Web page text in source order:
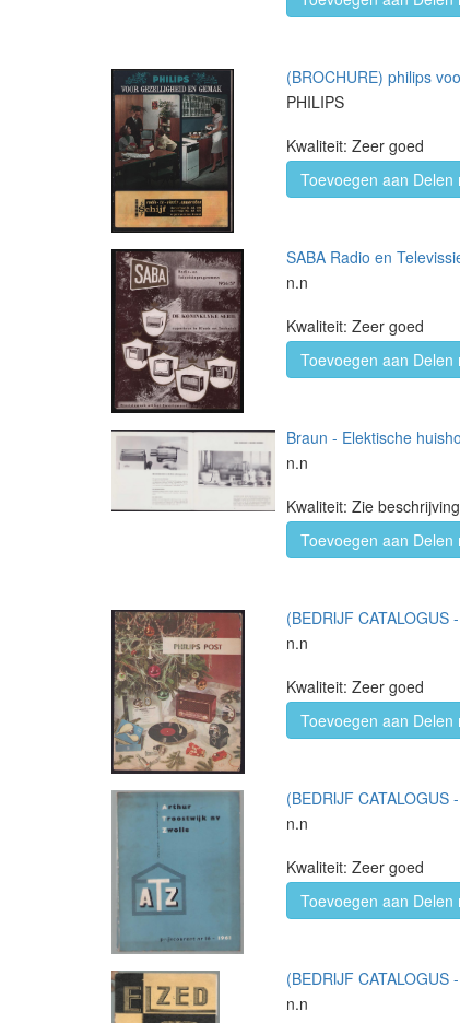
(BROCHURE) philips
PHILIPS
Kwaliteit: Zeer goed
Toevoegen aan Delen
SABA Radio en
n.n
Kwaliteit: Zeer goed
Toevoegen aan Delen
Braun - Elektische
n.n
Kwaliteit: Zie beschrijving
Toevoegen aan Delen
(BEDRIJF CATALOGUS
n.n
Kwaliteit: Zeer goed
Toevoegen aan Delen
(BEDRIJF CATALOGUS
n.n
Kwaliteit: Zeer goed
Toevoegen aan Delen
(BEDRIJF
n.n